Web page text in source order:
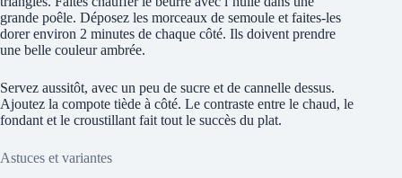
grande poêle. Déposez les morceaux de semoule et faites-les
dorer environ 2 minutes de chaque côté. Ils doivent prendre
une belle couleur ambrée.
Servez aussitôt, avec un peu de sucre et de cannelle dessus.
Ajoutez la compote tiède à côté. Le contraste entre le chaud, le
fondant et le croustillant fait tout le succès du plat.
Astuces et variantes